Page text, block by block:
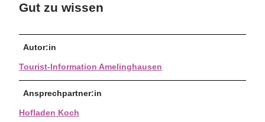
Gut zu wissen
Autor:in
Tourist-Information Amelinghausen
Ansprechpartner:in
Hofladen Koch